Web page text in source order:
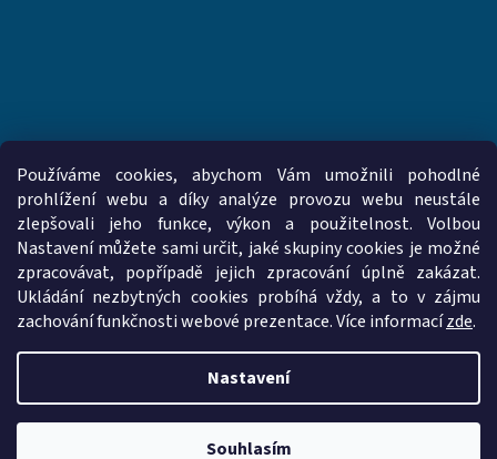
Používáme cookies, abychom Vám umožnili pohodlné
prohlížení webu a díky analýze provozu webu neustále
zlepšovali jeho funkce, výkon a použitelnost. Volbou
Nastavení můžete sami určit, jaké skupiny cookies je možné
zpracovávat, popřípadě jejich zpracování úplně zakázat.
Ukládání nezbytných cookies probíhá vždy, a to v zájmu
zachování funkčnosti webové prezentace. Více informacízde.
Nastavení
Souhlasím
www.vzduchotechnika-ventilatory.cz www.palmat.cz
Vytvořil Shoptet
Copyright 2026vzduchotechnika-ventilatory.cz. Všechna práva
Upravit nastavení cookies